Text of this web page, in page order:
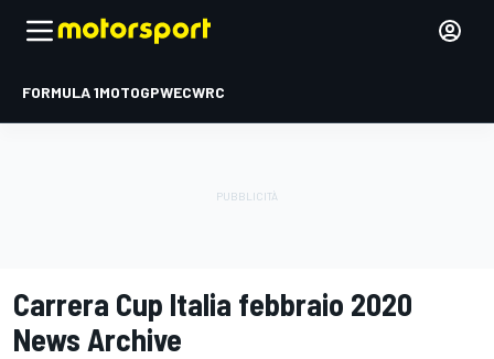
FORMULA 1MOTOGPWECWRC
Carrera Cup Italia febbraio 2020
News Archive